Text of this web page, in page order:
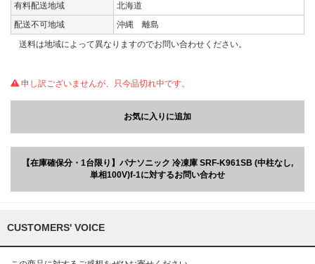
有料配送地域
北海道
配送不可地域
沖縄 離島
送料は地域によって異なりますのでお問い合わせください。
申し訳ございませんが、只今品切れ中です。
お気に入りに追加
【在庫確保分・1台限り】パナソニック 冷凍庫 SRF-K961SB (中柱なし,
単相100V)f-1に対するお問い合わせ
CUSTOMERS' VOICE